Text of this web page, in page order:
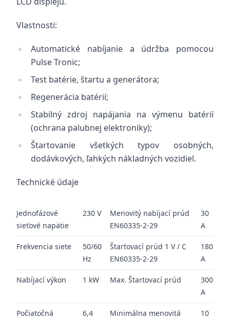
Vlastnosti:
Automatické nabíjanie a údržba pomocou
Pulse Tronic;
Test batérie, štartu a generátora;
Regenerácia batérií;
Stabilný zdroj napájania na výmenu batérií
(ochrana palubnej elektroniky);
Štartovanie všetkých typov osobných,
dodávkových, ľahkých nákladných vozidiel.
Technické údaje
Jednofázové
sieťové napätie
230 V
Menovitý nabíjací prúd
EN60335-2-29
30
A
Frekvencia siete
50/60
Hz
Štartovací prúd 1 V / C
EN60335-2-29
180
A
Nabíjací výkon 1 kW Max. Štartovací prúd
300
A
Počiatočná
6,4
Minimálna menovitá
10